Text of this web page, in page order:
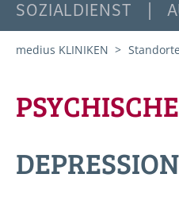
SOZIALDIENST
medius KLINIKEN Standorte